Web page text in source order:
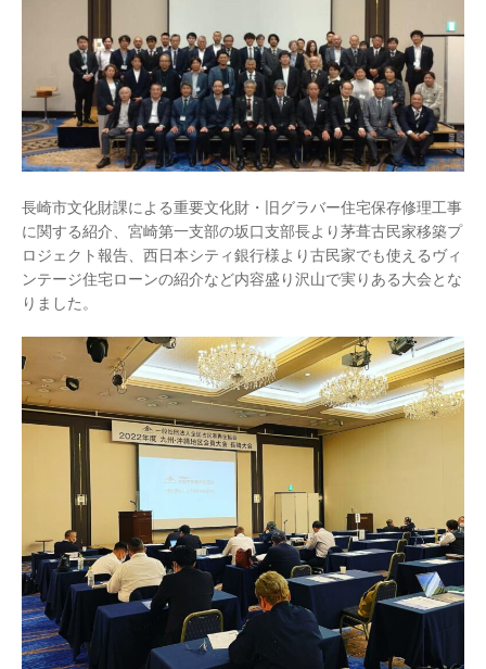
長崎市文化財課による重要文化財・旧グラバー住宅保存修理工事
に関する紹介、宮崎第一支部の坂口支部長より茅葺古民家移築プ
ロジェクト報告、西日本シティ銀行様より古民家でも使えるヴィ
ンテージ住宅ローンの紹介など内容盛り沢山で実りある大会とな
りました。